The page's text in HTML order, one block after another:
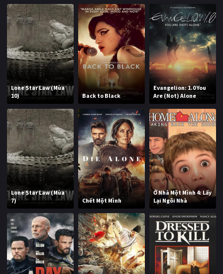
Lone Star Law (Mùa
10)
Back to Black
Evangelion: 1.0 You
Are (Not) Alone
Lone Star Law (Mùa
7)
Chết Một Mình
Ở Nhà Một Mình 4: Lấy
Lại Ngôi Nhà